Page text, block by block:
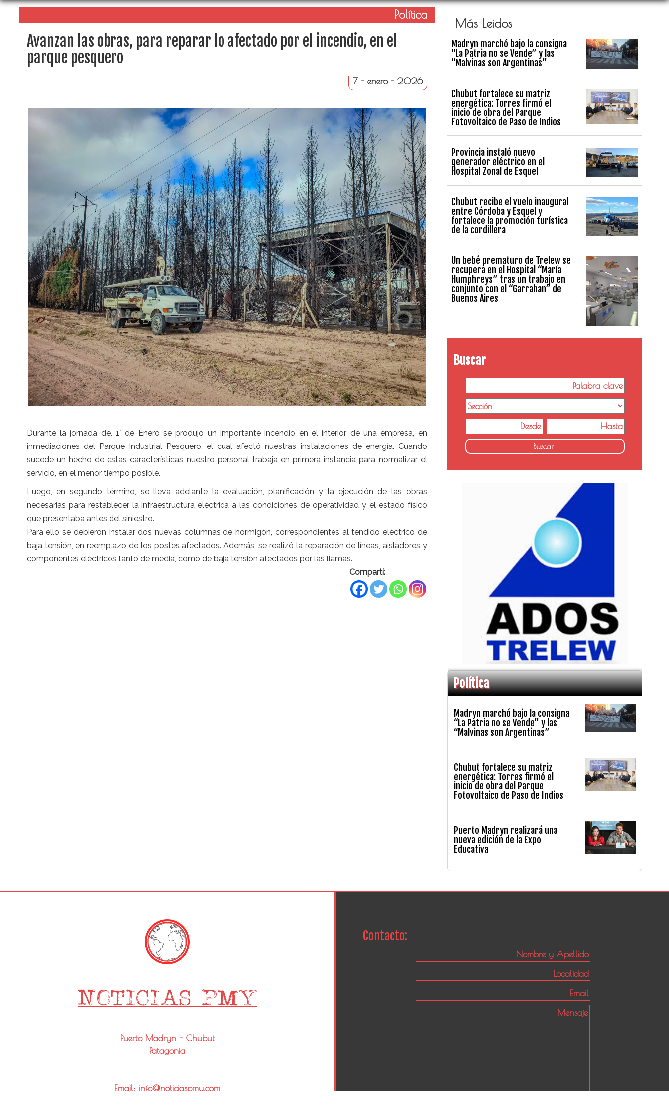
Política
Avanzan las obras, para reparar lo afectado por el incendio, en el
parque pesquero
7 - enero - 2026
Durante la jornada del 1° de Enero se produjo un importante incendio en el interior de una empresa, en
inmediaciones del Parque Industrial Pesquero, el cual afectó nuestras instalaciones de energía. Cuando
sucede un hecho de estas características nuestro personal trabaja en primera instancia para normalizar el
servicio, en el menor tiempo posible.
Luego, en segundo término, se lleva adelante la evaluación, planificación y la ejecución de las obras
necesarias para restablecer la infraestructura eléctrica a las condiciones de operatividad y el estado físico
que presentaba antes del siniestro.
Para ello se debieron instalar dos nuevas columnas de hormigón, correspondientes al tendido eléctrico de
baja tensión, en reemplazo de los postes afectados. Además, se realizó la reparación de líneas, aisladores y
componentes eléctricos tanto de media, como de baja tensión afectados por las llamas.
Compartí:
Más Leidos
Madryn marchó bajo la consigna
“La Patria no se Vende” y las
“Malvinas son Argentinas”
Chubut fortalece su matriz
energética: Torres firmó el
inicio de obra del Parque
Fotovoltaico de Paso de Indios
Provincia instaló nuevo
generador eléctrico en el
Hospital Zonal de Esquel
Chubut recibe el vuelo inaugural
entre Córdoba y Esquel y
fortalece la promoción turística
de la cordillera
Un bebé prematuro de Trelew se
recupera en el Hospital “María
Humphreys” tras un trabajo en
conjunto con el “Garrahan” de
Buenos Aires
Buscar
Política
Madryn marchó bajo la consigna
“La Patria no se Vende” y las
“Malvinas son Argentinas”
Chubut fortalece su matriz
energética: Torres firmó el
inicio de obra del Parque
Fotovoltaico de Paso de Indios
Puerto Madryn realizará una
nueva edición de la Expo
Educativa
Puerto Madryn - Chubut
Patagonia
Email: info@noticiaspmy.com
Contacto: